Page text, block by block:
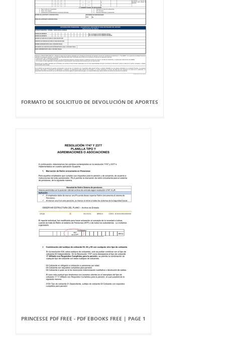
FORMATO DE SOLICITUD DE DEVOLUCIÓN DE APORTES
PRINCESSE PDF FREE - PDF EBOOKS FREE | PAGE 1